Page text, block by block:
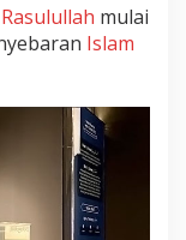
Rasulullah mulai
Islam